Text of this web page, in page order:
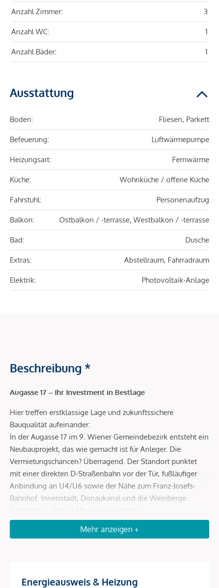
Anzahl Zimmer: 3
Anzahl WC: 1
Anzahl Bäder: 1
Ausstattung
Boden: Fliesen, Parkett
Befeuerung: Luftwärmepumpe
Heizungsart: Fernwärme
Küche: Wohnküche / offene Küche
Fahrstuhl: Personenaufzug
Balkon: Ostbalkon / -terrasse, Westbalkon / -terrasse
Bad: Dusche
Extras: Abstellraum, Fahrradraum
Elektrik: Photovoltaik-Anlage
Beschreibung *
Augasse 17 – Ihr Investment in Bestlage
Hier treffen erstklassige Lage und zukunftssichere
Bauqualität aufeinander:
In der Augasse 17 im 9. Wiener Gemeindebezirk entsteht ein
Neubauprojekt, das wie gemacht ist für Anleger. Die
Vermietungschancen? Überragend. Der Standort punktet
mit einer direkten D-Straßenbahn vor der Tür, fußläufiger
Anbindung an U4/U6 sowie der Nähe zum Franz-Josefs-
Bahnhof. Innenstadt, Donaukanal und die Weinberge
Mit 81 perfekt geschnittenen 2- bis 4-Zimmer-
Studierende, Expats, Berufspendler, Familien. Hohe
Mehr anzeigen +
Energieausweis & Heizung